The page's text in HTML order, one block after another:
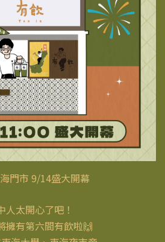
門市 9/14盛大開幕
人太開心了吧！
擁有第六間有飲啦🙌